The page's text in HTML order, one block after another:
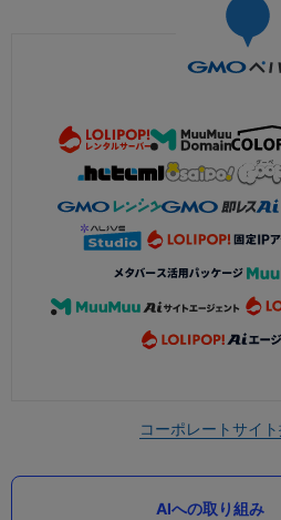
コーポレートサイト
AIへの取り組み